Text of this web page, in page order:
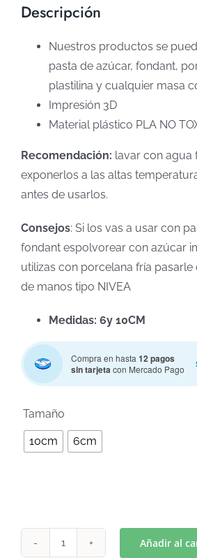
Descripción
Nuestros productos se
pasta de azúcar, fondant,
plastilina y cualquier masa
Impresión 3D
Material plástico PLA NO
Recomendación: lavar con agua
exponerlos a las altas
antes de usarlos.
Consejos: Si los vas a usar con
fondant espolvorear con azúcar
utilizas con porcelana fría
de manos tipo NIVEA
Medidas: 6y 10CM
Compra en hasta 12 pagos
sin tarjetacon Mercado Pago
Tamaño
10cm 6cm
Añadir al